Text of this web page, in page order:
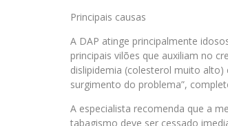
Principais causas
A DAP atinge principalmente
principais vilões que auxiliam no
dislipidemia (colesterol muito
surgimento do problema”,
A especialista recomenda que a
tabagismo deve ser cessado